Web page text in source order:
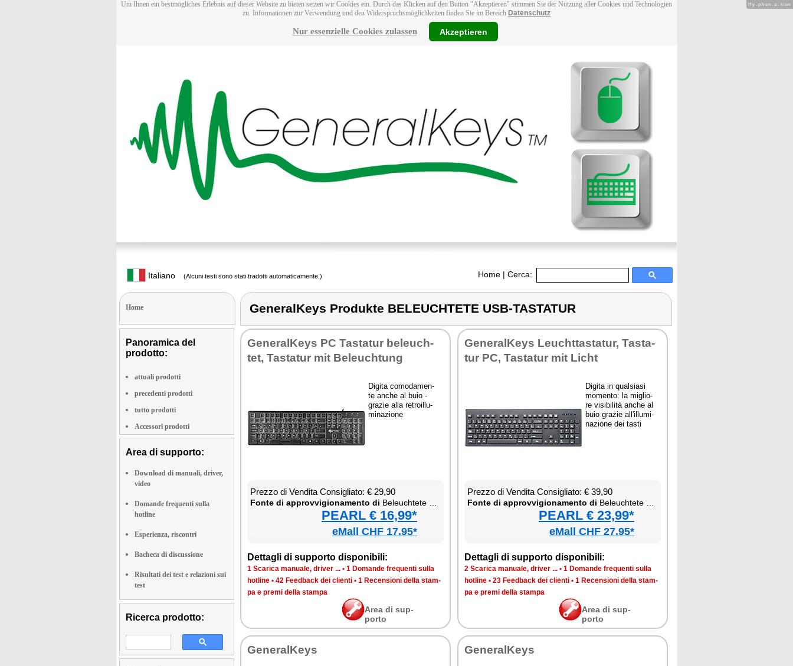
Um Ihnen ein bestmögliches Erlebnis auf dieser Website zu bieten setzen wir Cookies ein. Durch das Klicken auf den Button "Akzeptieren" stimmen Sie der Nutzung aller Cookies und Technologien
zu. Informationen zur Verwendung und den Widerspruchsmöglichkeiten finden Sie im Bereich Datenschutz
Nur essenzielle Cookies zulassen Akzeptieren
Italiano (Alcuni testi sono stati tradotti automaticamente.) Home | Cerca:
Home
Panoramica del
prodotto:
attuali prodotti
precedenti prodotti
tutto prodotti
Accessori prodotti
Area di supporto:
Download di manuali, driver,
video
Domande frequenti sulla
hotline
Esperienza, riscontri
Bacheca di discussione
Risultati dei test e relazioni sui
test
Ricerca prodotto:
GeneralKeys Produkte BELEUCHTETE USB-TASTATUR
Ge­ne­ral­Keys PC Ta­sta­tur be­leu­ch­
tet, Ta­sta­tur mit Be­leu­ch­tung
Di­gi­ta co­mo­da­men­
te an­che al buio -
gra­zie al­la re­troil­lu­
mi­na­zio­ne
Prez­zo di Ven­di­ta Con­si­glia­to: € 29,90
Fon­te di ap­prov­vi­gio­na­men­to di Be­leu­ch­te­te USB-Ta­sta­tur
PEARL € 16,99*
eMall CHF 17.95*
Det­ta­gli di sup­por­to di­spo­ni­bi­li:
1 Sca­ri­ca ma­nua­le, dri­ver ... • 1 Do­man­de fre­quen­ti sul­la
ho­tli­ne • 42 Feed­back dei clien­ti • 1 Re­cen­sio­ni del­la stam­
pa e pre­mi del­la stam­pa
Area di sup­
por­to
Ge­ne­ral­Keys Leu­cht­ta­sta­tur, Ta­sta­
tur PC, Ta­sta­tur mit Li­cht
Di­gi­ta in qual­sia­si
mo­men­to: la mi­glio­
re vi­si­bi­li­tà an­che al
buio gra­zie al­l'il­lu­mi­
na­zio­ne dei ta­sti
Prez­zo di Ven­di­ta Con­si­glia­to: € 39,90
Fon­te di ap­prov­vi­gio­na­men­to di Be­leu­ch­te­te USB-Ta­sta­tur
PEARL € 23,99*
eMall CHF 27.95*
Det­ta­gli di sup­por­to di­spo­ni­bi­li:
2 Sca­ri­ca ma­nua­le, dri­ver ... • 1 Do­man­de fre­quen­ti sul­la
ho­tli­ne • 23 Feed­back dei clien­ti • 1 Re­cen­sio­ni del­la stam­
pa e pre­mi del­la stam­pa
Area di sup­
por­to
Ge­ne­ral­Keys Ge­ne­ral­Keys
Hy-phen-a-tion